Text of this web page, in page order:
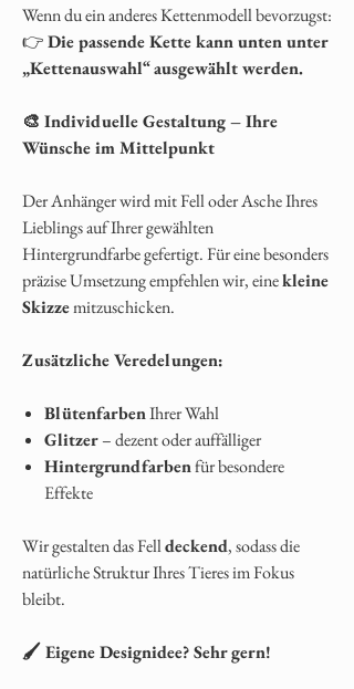
Wenn du ein anderes Kettenmodell bevorzugst:
👉Die passende Kette kann unten unter
„Kettenauswahl“ ausgewählt werden.
🎨 Individuelle Gestaltung – Ihre
Wünsche im Mittelpunkt
Der Anhänger wird mit Fell oder Asche Ihres
Lieblings auf Ihrer gewählten
Hintergrundfarbe gefertigt. Für eine besonders
präzise Umsetzung empfehlen wir, einekleine
Skizzemitzuschicken.
Zusätzliche Veredelungen:
BlütenfarbenIhrer Wahl
Glitzer– dezent oder auffälliger
Hintergrundfarbenfür besondere
Effekte
Wir gestalten das Felldeckend, sodass die
natürliche Struktur Ihres Tieres im Fokus
bleibt.
🖌️ Eigene Designidee? Sehr gern!